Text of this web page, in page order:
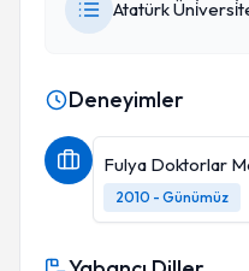
Atatürk
Deneyimler
Fulya Doktorlar
2010 - Günümüz